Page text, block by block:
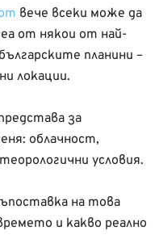
вече всеки може да
от някои от най-
планини –
локации.
за
облачност,
условия.
на това
и какво реално